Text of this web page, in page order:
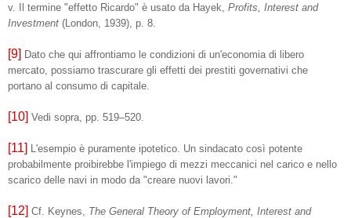
v. Il termine "effetto Ricardo" è usato da Hayek, Profits, Interest and
Investment (London, 1939), p. 8.
[9] Dato che qui affrontiamo le condizioni di un'economia di libero
mercato, possiamo trascurare gli effetti dei prestiti governativi che
portano al consumo di capitale.
[10] Vedi sopra, pp. 519–520.
[11] L'esempio è puramente ipotetico. Un sindacato così potente
probabilmente proibirebbe l'impiego di mezzi meccanici nel carico e nello
scarico delle navi in modo da "creare nuovi lavori."
[12] Cf. Keynes, The General Theory of Employment, Interest and